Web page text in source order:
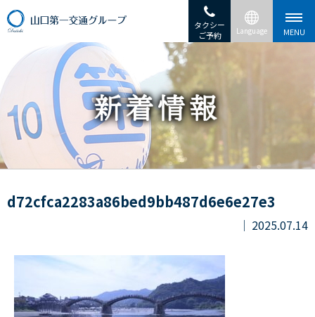
タクシー
ご予約
d72cfca2283a86bed9bb487d6e6e27e3
2025.07.14